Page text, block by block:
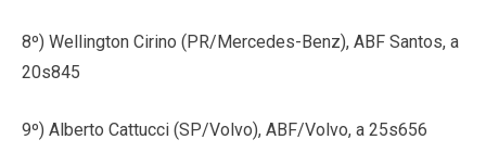
8º) Wellington Cirino (PR/Mercedes-Benz), ABF Santos, a
20s845
9º) Alberto Cattucci (SP/Volvo), ABF/Volvo, a 25s656